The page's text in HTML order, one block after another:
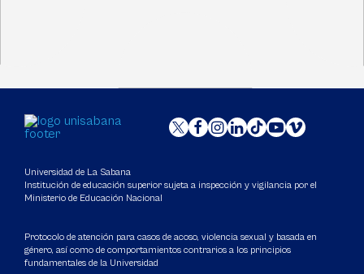
Universidad de La Sabana
Institución de educación superior sujeta a inspección y vigilancia por el
Ministerio de Educación Nacional
Protocolo de atención para casos de acoso, violencia sexual y basada en
género, así como de comportamientos contrarios a los principios
fundamentales de la Universidad